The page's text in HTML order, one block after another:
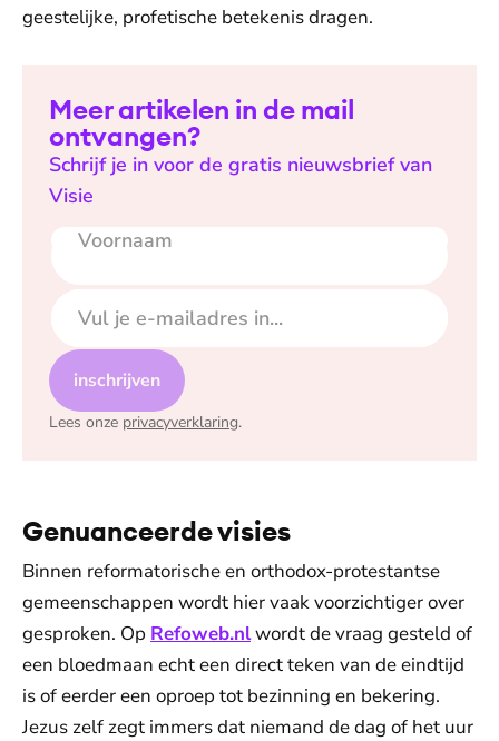
geestelijke, profetische betekenis dragen.
Meer artikelen in de mail
ontvangen?
Schrijf je in voor de gratis nieuwsbrief van
Visie
Voornaam
E-mailadres
inschrijven
Lees onze privacyverklaring.
Genuanceerde visies
Binnen reformatorische en orthodox-protestantse
gemeenschappen wordt hier vaak voorzichtiger over
gesproken. Op Refoweb.nlwordt de vraag gesteld of
een bloedmaan echt een direct teken van de eindtijd
is of eerder een oproep tot bezinning en bekering.
Jezus zelf zegt immers dat niemand de dag of het uur